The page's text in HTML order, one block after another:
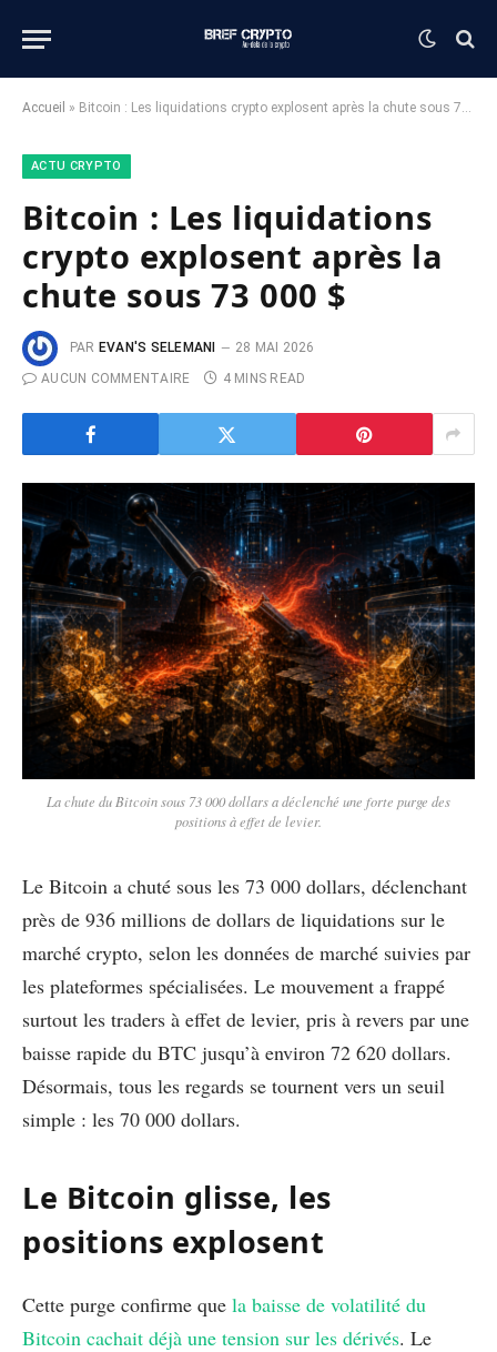
Accueil » Bitcoin : Les liquidations crypto explosent après la chute sous 73 000 $
ACTU CRYPTO
Bitcoin : Les liquidations
crypto explosent après la
chute sous 73 000 $
PAR EVAN'S SELEMANI
28 MAI 2026
AUCUN COMMENTAIRE
4 MINS READ
La chute du Bitcoin sous 73 000 dollars a déclenché une forte purge des
positions à effet de levier.
Le Bitcoin a chuté sous les 73 000 dollars, déclenchant
près de 936 millions de dollars de liquidations sur le
marché crypto, selon les données de marché suivies par
les plateformes spécialisées. Le mouvement a frappé
surtout les traders à effet de levier, pris à revers par une
baisse rapide du BTC jusqu’à environ 72 620 dollars.
Désormais, tous les regards se tournent vers un seuil
simple : les 70 000 dollars.
Le Bitcoin glisse, les
positions explosent
Cette purge confirme que la baisse de volatilité du
Bitcoin cachait déjà une tension sur les dérivés. Le